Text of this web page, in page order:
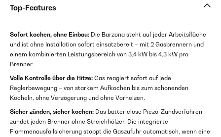
Top-Features
Sofort kochen, ohne Einbau: Die Barzona steht auf jeder Arbeitsfläche
und ist ohne Installation sofort einsatzbereit – mit 2 Gasbrennern und
einem kombinierten Leistungsbereich von 3,4 kW bis 4,3 kW pro
Brenner.
Volle Kontrolle über die Hitze: Gas reagiert sofort auf jede
Reglerbewegung – von starkem Aufkochen bis zum schonenden
Köcheln, ohne Verzögerung und ohne Vorheizen.
Sicher zünden, sicher kochen: Das batterielose Piezo-Zündverfahren
zündet jeden Brenner ohne Streichhölzer. Die integrierte
Flammenausfallsicherung stoppt die Gaszufuhr automatisch, wenn eine